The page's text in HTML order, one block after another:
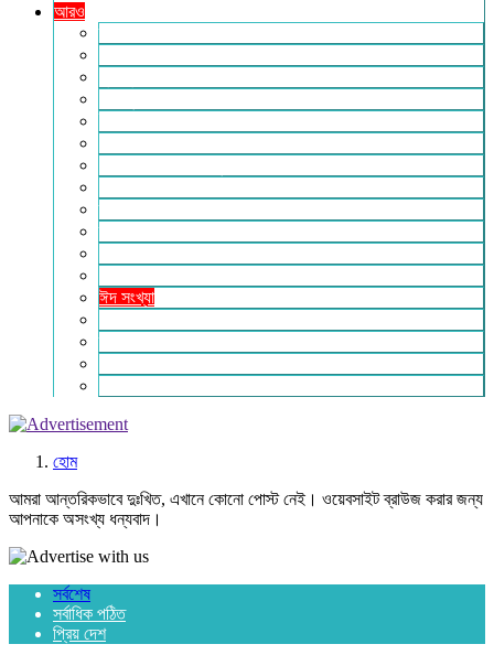
আরও
ঈদ সংখ্যা
হোম
আমরা আন্তরিকভাবে দুঃখিত, এখানে কোনো পোস্ট নেই। ওয়েবসাইট ব্রাউজ করার জন্য
আপনাকে অসংখ্য ধন্যবাদ।
সর্বশেষ
সর্বাধিক পঠিত
প্রিয় দেশ